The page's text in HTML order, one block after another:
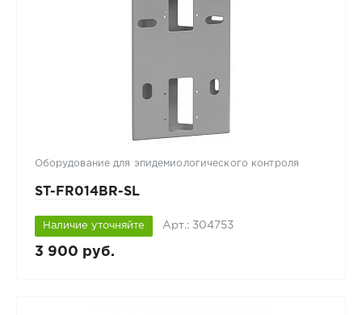
Оборудование для эпидемиологического контроля
ST-FR014BR-SL
Наличие уточняйте Арт.: 304753
3 900 руб.